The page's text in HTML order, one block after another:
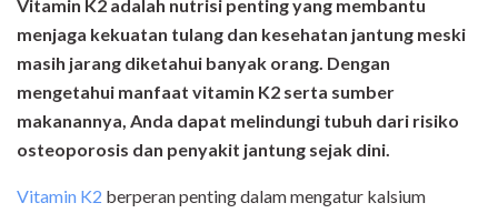
Vitamin K2 adalah nutrisi penting yang membantu
menjaga kekuatan tulang dan kesehatan jantung meski
masih jarang diketahui banyak orang. Dengan
mengetahui manfaat vitamin K2 serta sumber
makanannya, Anda dapat melindungi tubuh dari risiko
osteoporosis dan penyakit jantung sejak dini.
Vitamin K2 berperan penting dalam mengatur kalsium